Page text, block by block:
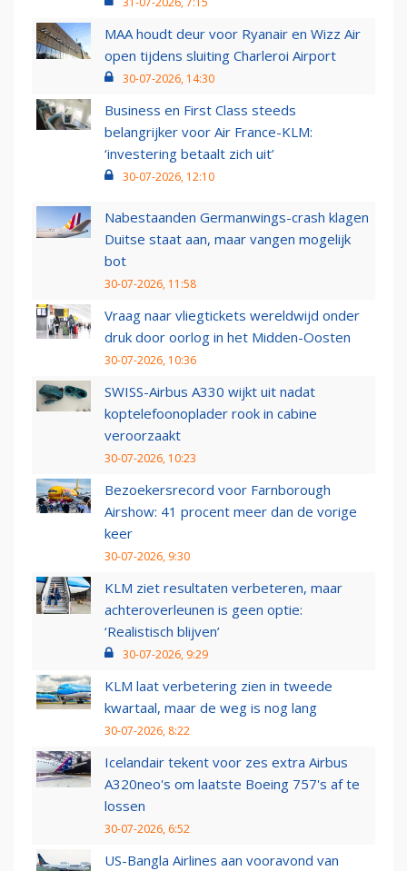
MAA houdt deur voor Ryanair en Wizz Air
open tijdens sluiting Charleroi Airport
30-07-2026, 14:30
Business en First Class steeds
belangrijker voor Air France-KLM:
‘investering betaalt zich uit’
30-07-2026, 12:10
Nabestaanden Germanwings-crash klagen
Duitse staat aan, maar vangen mogelijk
bot
30-07-2026, 11:58
Vraag naar vliegtickets wereldwijd onder
druk door oorlog in het Midden-Oosten
30-07-2026, 10:36
SWISS-Airbus A330 wijkt uit nadat
koptelefoonoplader rook in cabine
veroorzaakt
30-07-2026, 10:23
Bezoekersrecord voor Farnborough
Airshow: 41 procent meer dan de vorige
keer
30-07-2026, 9:30
KLM ziet resultaten verbeteren, maar
achteroverleunen is geen optie:
‘Realistisch blijven’
30-07-2026, 9:29
KLM laat verbetering zien in tweede
kwartaal, maar de weg is nog lang
30-07-2026, 8:22
Icelandair tekent voor zes extra Airbus
A320neo's om laatste Boeing 757's af te
lossen
30-07-2026, 6:52
US-Bangla Airlines aan vooravond van